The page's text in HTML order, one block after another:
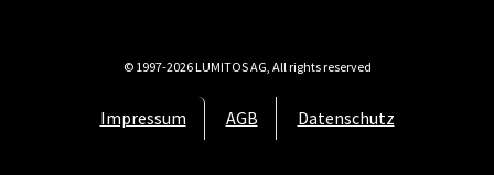
Impressum AGB Datenschutz
© 1997-2026 LUMITOS AG, All rights reserved